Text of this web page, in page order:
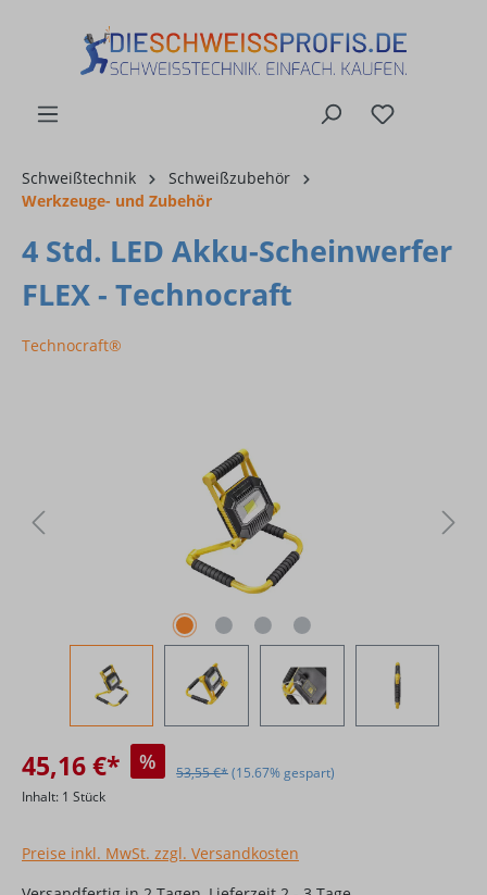
Schweißtechnik
Schweißzubehör
Werkzeuge- und Zubehör
4 Std. LED Akku-Scheinwerfer
FLEX - Technocraft
Technocraft®
45,16 €* % 53,55 €*(15.67% gespart)
Inhalt: 1 Stück
Preise inkl. MwSt. zzgl. Versandkosten